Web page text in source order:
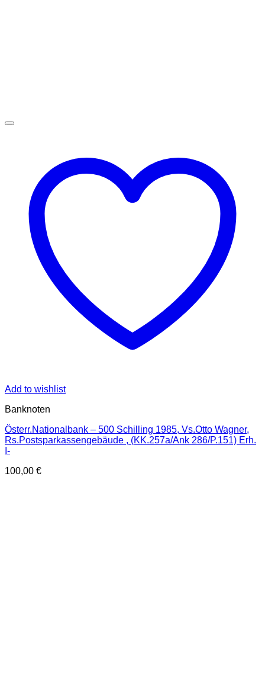
Add to wishlist
Banknoten
Österr.Nationalbank – 500 Schilling 1985, Vs.Otto Wagner,
Rs.Postsparkassengebäude , (KK.257a/Ank 286/P.151) Erh.
I-
100,00 €